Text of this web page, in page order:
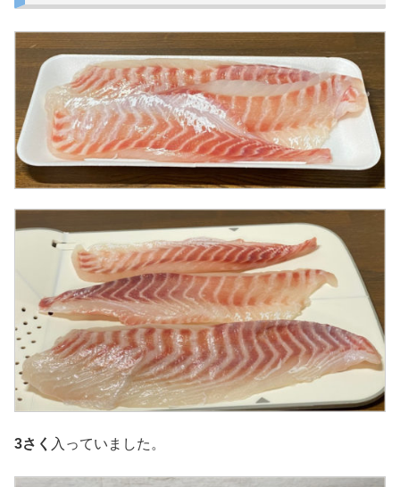
3さく 入っていました。